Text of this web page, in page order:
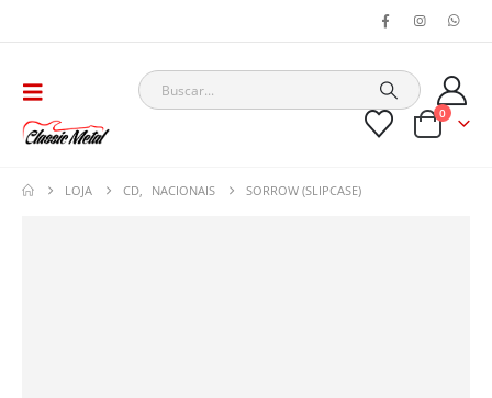
0
LOJA CD NACIONAIS SORROW (SLIPCASE)